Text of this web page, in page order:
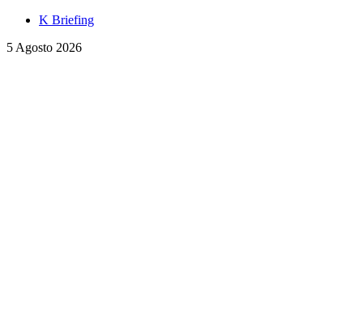
K Briefing
5 Agosto 2026